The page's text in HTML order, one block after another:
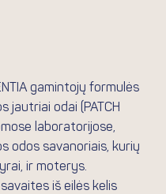
gamintojų formulės
odai (PATCH
laboratorijose,
odos savanoriais, kurių
ir moterys.
iš eilės kelis